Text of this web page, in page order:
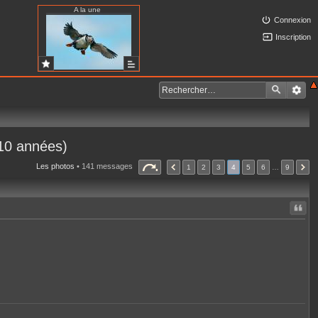
A la une
Connexion
Inscription
années)
Les photos • 141 messages 1 2 3 4 5 6 9
Citer